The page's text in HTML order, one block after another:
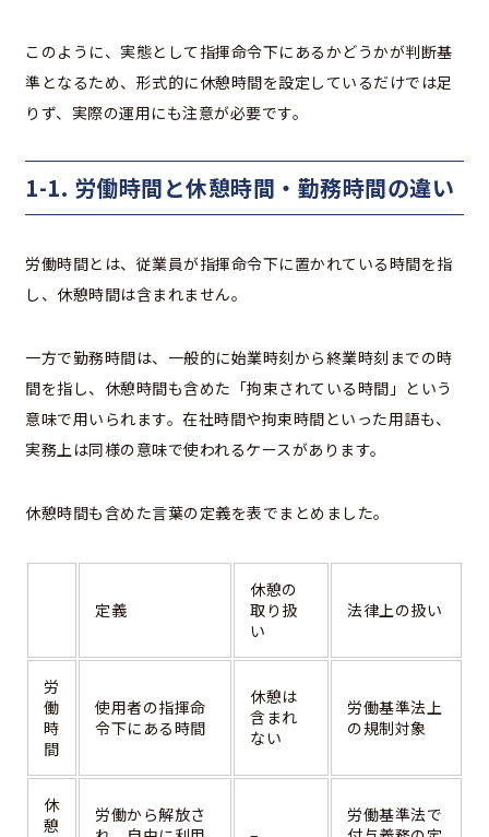
このように、実態として指揮命令下にあるかどうかが判断基
準となるため、形式的に休憩時間を設定しているだけでは足
りず、実際の運用にも注意が必要です。
1-1. 労働時間と休憩時間・勤務時間の違い
労働時間とは、従業員が指揮命令下に置かれている時間を指
し、休憩時間は含まれません。
一方で勤務時間は、一般的に始業時刻から終業時刻までの時
間を指し、休憩時間も含めた「拘束されている時間」という
意味で用いられます。在社時間や拘束時間といった用語も、
実務上は同様の意味で使われるケースがあります。
休憩時間も含めた言葉の定義を表でまとめました。
定義
休憩の
取り扱
い
法律上の扱い
労
働
時
間
使用者の指揮命
令下にある時間
休憩は
含まれ
ない
労働基準法上
の規制対象
休
憩
労働から解放さ
労働基準法で